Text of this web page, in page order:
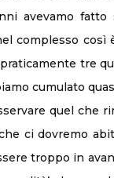
avevamo
complesso così
tre
cumulato
quel che
ci dovremo
troppo in